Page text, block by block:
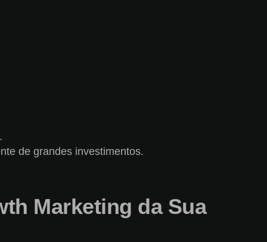
de grandes investimentos.
Marketing da Sua